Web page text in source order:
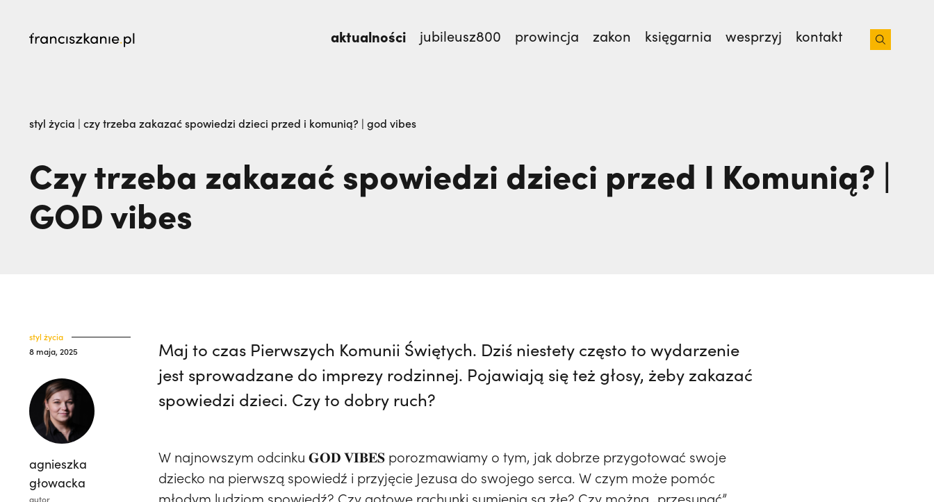
aktualności jubileusz800 prowincja zakon księgarnia wesprzyj kontakt
Dlaczego terroryści bali się dwóch polskich misjonarzy? O. Zdzisław Gogola | JESTEM,
styl życia | czy trzeba zakazać spowiedzi dzieci przed i komunią? | god vibes
Czy trzeba zakazać spowiedzi dzieci przed I Komunią? |
GOD vibes
styl życia
8 maja, 2025
agnieszka
głowacka
autor
Maj to czas Pierwszych Komunii Świętych. Dziś niestety często to wydarzenie
jest sprowadzane do imprezy rodzinnej. Pojawiają się też głosy, żeby zakazać
spowiedzi dzieci. Czy to dobry ruch?
W najnowszym odcinku 𝐆𝐎𝐃 𝐕𝐈𝐁𝐄𝐒 porozmawiamy o tym, jak dobrze przygotować swoje
dziecko na pierwszą spowiedź i przyjęcie Jezusa do swojego serca. W czym może pomóc